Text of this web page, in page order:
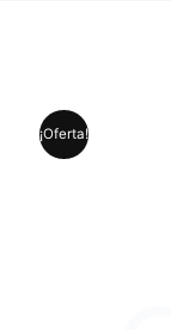
¡Oferta!